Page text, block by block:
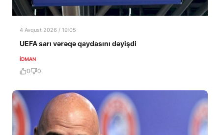
4 Avqust 2026 / 19:05
UEFA sarı vərəqə qaydasını dəyişdi
İDMAN
0 0